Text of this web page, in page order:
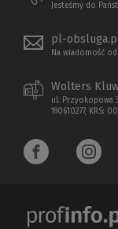
Jesteśmy do
pl-
Na wiadomość
Wolters
ul. Przyokopowa
190610277, KRS: